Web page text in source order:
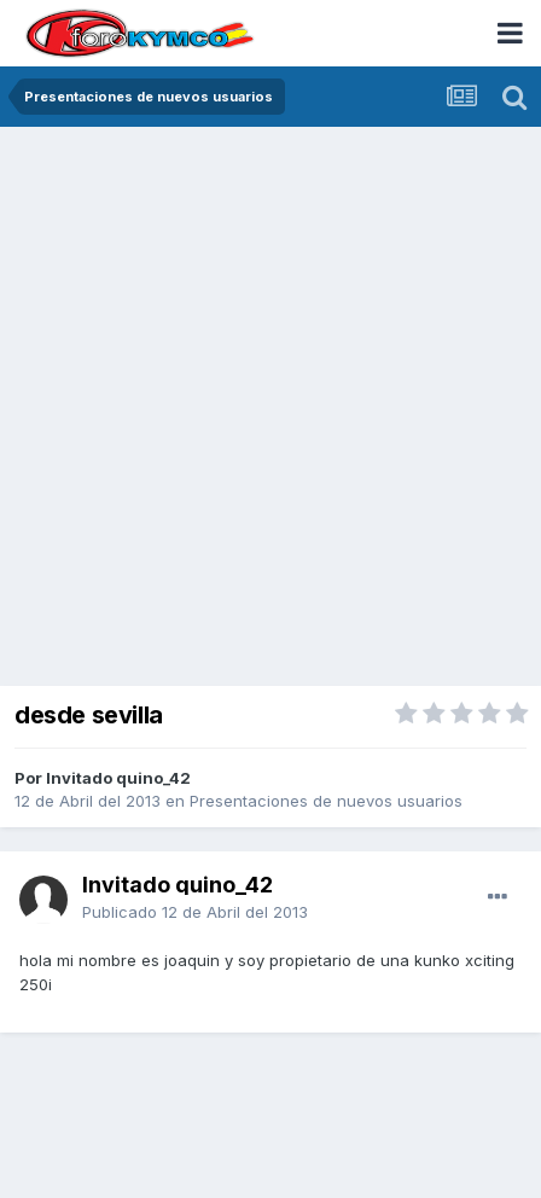
Presentaciones de nuevos usuarios
desde sevilla
Por Invitado quino_42
12 de Abril del 2013 en Presentaciones de nuevos usuarios
Invitado quino_42
Publicado 12 de Abril del 2013
hola mi nombre es joaquin y soy propietario de una kunko xciting
250i